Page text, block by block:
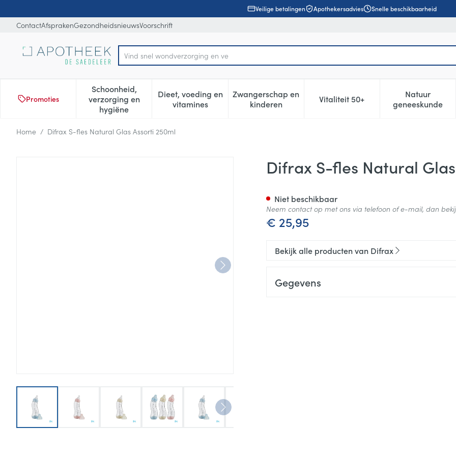
Veilige betalingen Apothekersadvies Snelle beschikbaarheid
ContactAfsprakenGezondheidsnieuwsVoorschrift
Product, merk, categorie...
Vind
Promoties
Schoonheid,
verzorging en
hygiëne
Toon submenu voor Schoonheid, verzorging en hygiëne categorie
Dieet, voeding en
vitaminesToon submenu voor Dieet, voeding en vitamines categorie
Zwangerschap en
kinderenToon submenu voor Zwangerschap en kinderen
Vitaliteit 50+Toon submenu voor Vitaliteit
Natuur
geneeskunde
Toon
Home / Difrax S-fles Natural Glas Assorti 250ml
View larger imageView larger image
Difrax S-fles Natural Glas Assorti 250mlDifrax S-fles Natural
€ 25,95
Niet beschikbaar
Neem contact op met ons via telefoon of e-mail, dan
Bekijk alle producten van Difrax
Gegevens